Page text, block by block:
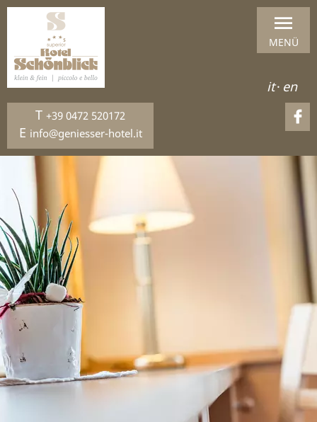
T +39 0472 520172
E info@geniesser-hotel.it
it· en
MENÜ